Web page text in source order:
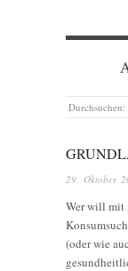
Durchsuchen:
29. Oktober
Wer will mit
(oder wie